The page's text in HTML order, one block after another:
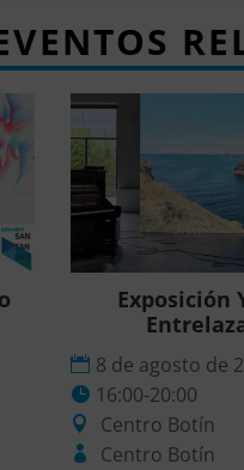
Exposición
8 de agosto de
16:00-20:00
Centro Botín
Centro Botín